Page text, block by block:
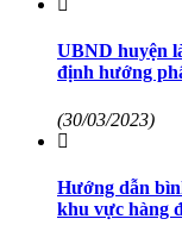
UBND huyện
định hướng
(30/03/2023)
Hướng dẫn
khu vực hàng